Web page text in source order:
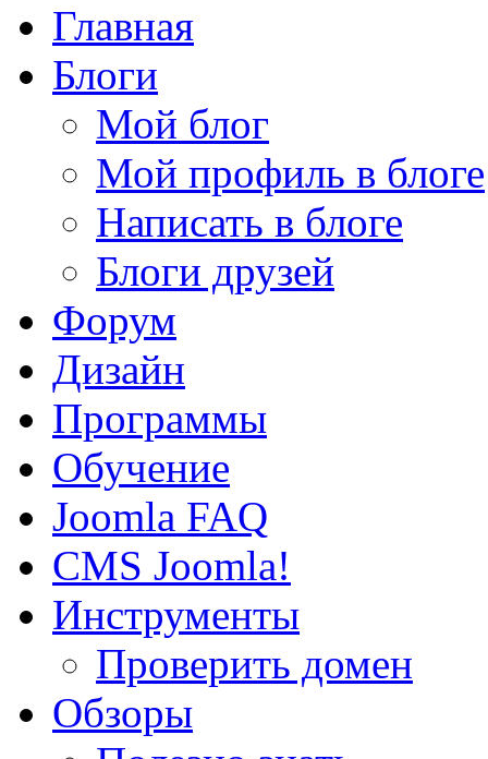
Главная
Блоги
Мой блог
Мой профиль в блоге
Написать в блоге
Блоги друзей
Форум
Дизайн
Программы
Обучение
Joomla FAQ
CMS Joomla!
Инструменты
Проверить домен
Обзоры